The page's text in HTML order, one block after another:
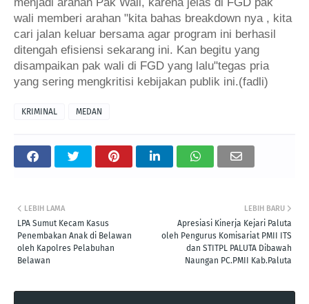
wali memberi arahan "kita bahas breakdown nya , kita
cari jalan keluar bersama agar program ini berhasil
ditengah efisiensi sekarang ini. Kan begitu yang
disampaikan pak wali di FGD yang lalu"tegas pria
yang sering mengkritisi kebijakan publik ini.(fadli)
KRIMINAL MEDAN
LEBIH BARU
Apresiasi Kinerja Kejari Paluta
oleh Pengurus Komisariat PMII ITS
dan STITPL PALUTA Dibawah
Naungan PC.PMII Kab.Paluta
LEBIH LAMA
LPA Sumut Kecam Kasus
Penembakan Anak di Belawan
oleh Kapolres Pelabuhan
Belawan